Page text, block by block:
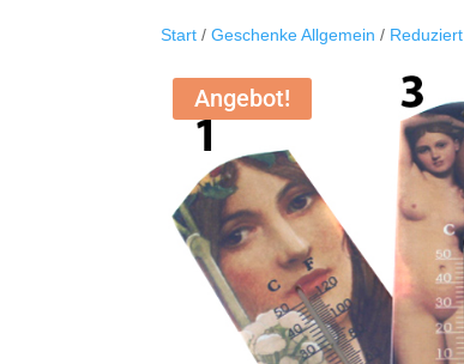
Start /Geschenke Allgemein / Reduziert
Angebot!